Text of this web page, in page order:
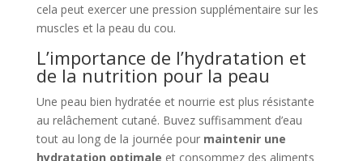
cela peut exercer une pression supplémentaire sur les
muscles et la peau du cou.
L’importance de l’hydratation et
de la nutrition pour la peau
Une peau bien hydratée et nourrie est plus résistante
au relâchement cutané. Buvez suffisamment d’eau
tout au long de la journée pour maintenir une
hydratation optimale et consommez des aliments